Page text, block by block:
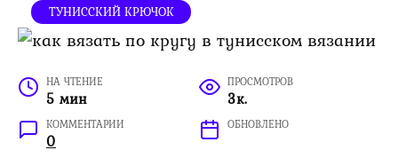
ТУНИССКИЙ КРЮЧОК
НА ЧТЕНИЕ
5 мин
ПРОСМОТРОВ
3к.
КОММЕНТАРИИ
0
ОБНОВЛЕНО